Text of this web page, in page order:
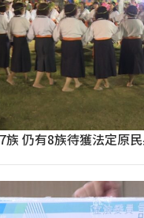
族 仍有8族待獲法定原